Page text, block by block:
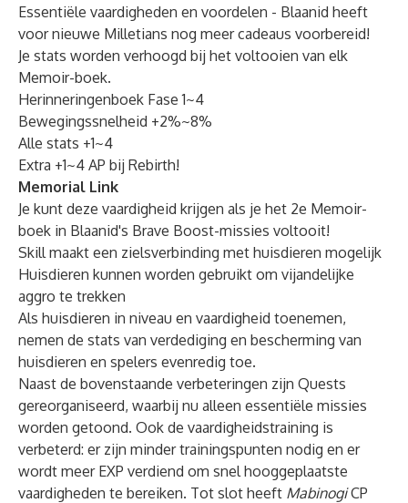
Essentiële vaardigheden en voordelen - Blaanid heeft
voor nieuwe Milletians nog meer cadeaus voorbereid!
Je stats worden verhoogd bij het voltooien van elk
Memoir-boek.
Herinneringenboek Fase 1~4
Bewegingssnelheid +2%~8%
Alle stats +1~4
Extra +1~4 AP bij Rebirth!
Memorial Link
Je kunt deze vaardigheid krijgen als je het 2e Memoir-
boek in Blaanid's Brave Boost-missies voltooit!
Skill maakt een zielsverbinding met huisdieren mogelijk
Huisdieren kunnen worden gebruikt om vijandelijke
aggro te trekken
Als huisdieren in niveau en vaardigheid toenemen,
nemen de stats van verdediging en bescherming van
huisdieren en spelers evenredig toe.
Naast de bovenstaande verbeteringen zijn Quests
gereorganiseerd, waarbij nu alleen essentiële missies
worden getoond. Ook de vaardigheidstraining is
verbeterd: er zijn minder trainingspunten nodig en er
wordt meer EXP verdiend om snel hooggeplaatste
vaardigheden te bereiken. Tot slot heeft MabinogiCP